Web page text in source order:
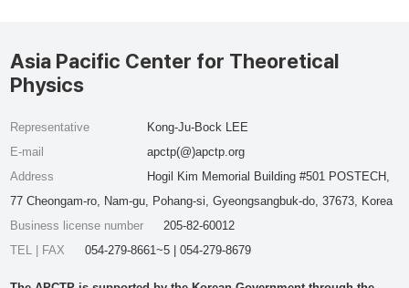
Asia Pacific Center for Theoretical
Physics
Representative
Kong-Ju-Bock LEE
E-mail
apctp(@)apctp.org
Address
Hogil Kim Memorial Building #501 POSTECH,
77 Cheongam-ro, Nam-gu, Pohang-si, Gyeongsangbuk-do, 37673, Korea
Business license number
205-82-60012
TEL | FAX
054-279-8661~5 | 054-279-8679